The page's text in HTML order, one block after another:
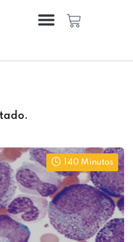
140 Minutos
Sign up
in
Lost your password?